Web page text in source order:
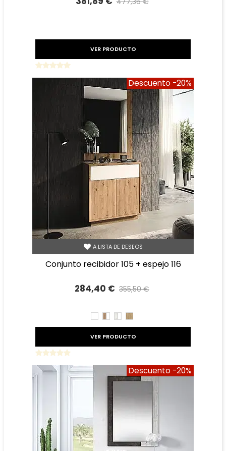
VER PRODUCTO
Descuento -20%
A LISTA DE DESEOS
conjunto recibidor 105 + espejo 116
284,40 € 355,50 €
BLANCO
ROBLE
TIBETROBLE
VER PRODUCTO
Descuento -20%